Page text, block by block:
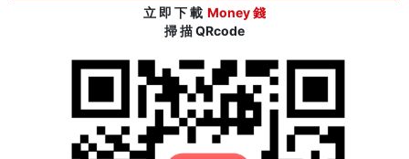
立 即 下 載 Money 錢
掃 描 QRcode